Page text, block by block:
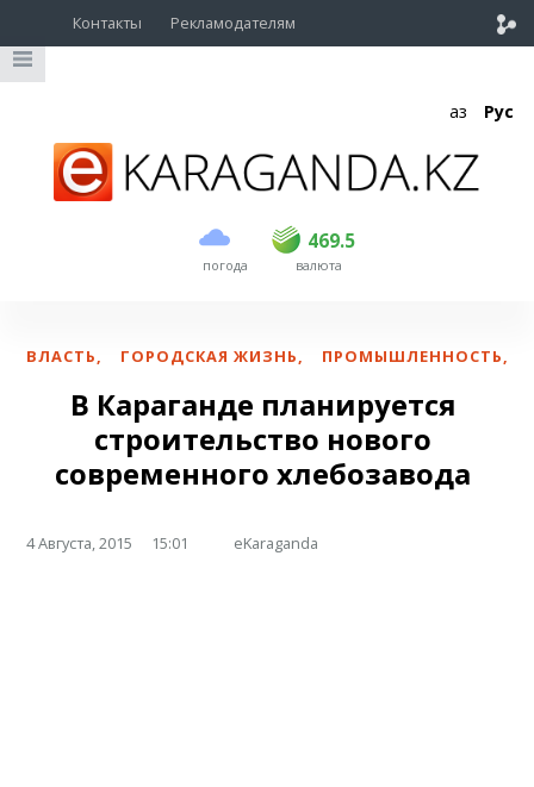
Контакты Рекламодателям
Қаз Рус
погода
469.5
USD 468 469.5
EUR валюта
ВЛАСТЬ, ГОРОДСКАЯ ЖИЗНЬ, ПРОМЫШЛЕННОСТЬ,
В Караганде планируется
строительство нового
современного хлебозавода
4 Августа, 2015 15:01 eKaraganda